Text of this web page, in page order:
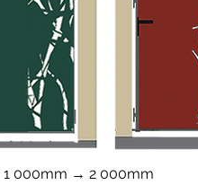
1 000mm → 2 000mm